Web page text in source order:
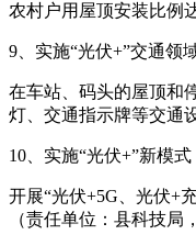
农村户用屋顶安装比例
9、实施“光伏+”交通领
在车站、码头的屋顶和
灯、交通指示牌等交通
10、实施“光伏+”新模式
开展“光伏+5G、光伏+
（责任单位：县科技局